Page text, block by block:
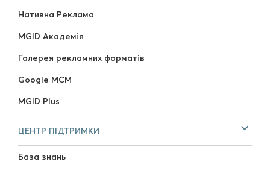
Нативна Реклама
MGID Академія
Галерея рекламних форматів
Google MCM
MGID Plus
ЦЕНТР ПІДТРИМКИ
База знань